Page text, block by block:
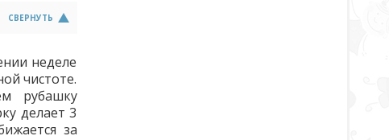
СВЕРНУТЬ
неделе
чистоте.
рубашку
делает 3
за